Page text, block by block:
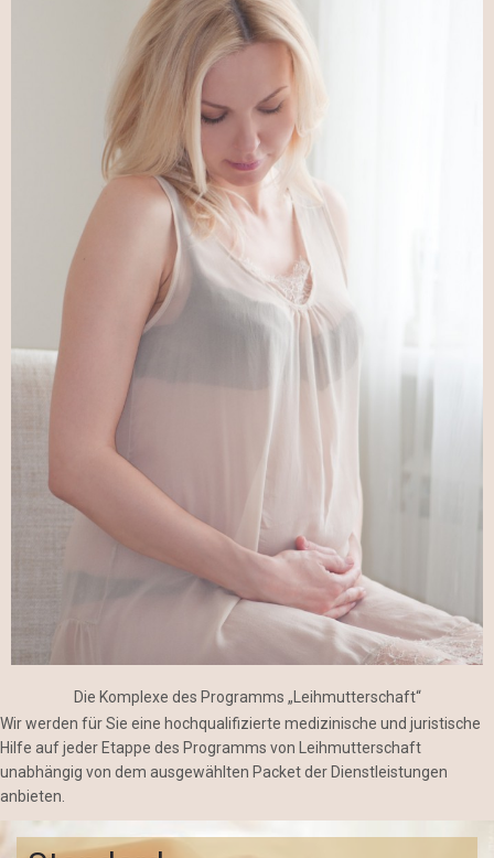
Die Komplexe des Programms „Leihmutterschaft“
Wir werden für Sie eine hochqualifizierte medizinische und juristische
Hilfe auf jeder Etappe des Programms von Leihmutterschaft
unabhängig von dem ausgewählten Packet der Dienstleistungen
anbieten.